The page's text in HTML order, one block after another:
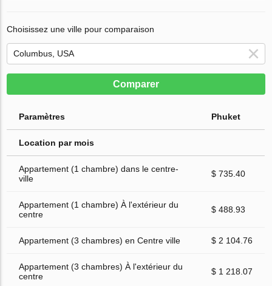
Choisissez une ville pour comparaison
Comparer
Paramètres Phuket
Location par mois
Appartement (1 chambre) dans le centre-
ville
$ 735.40
Appartement (1 chambre) À l'extérieur du
centre
$ 488.93
Appartement (3 chambres) en Centre ville $ 2 104.76
Appartement (3 chambres) À l'extérieur du
centre
$ 1 218.07